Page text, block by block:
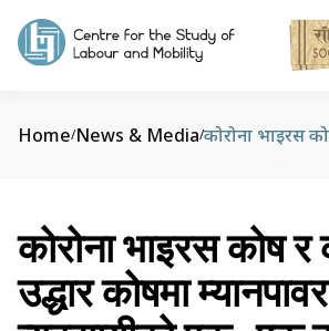
Home/News & Media/
कोरोना भाइरस कोष र
उद्धार कोषमा म्यानपावर